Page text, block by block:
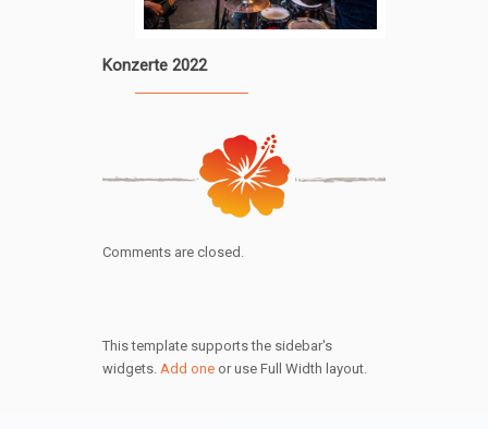
Konzerte 2022
Comments are closed.
This template supports the sidebar's
widgets. Add one or use Full Width layout.